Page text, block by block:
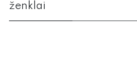
ženklai